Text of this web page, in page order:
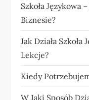
Szkoła Językowa
Biznesie?
Jak Działa Szkoła
Lekcje?
Kiedy
W Jaki Sposób